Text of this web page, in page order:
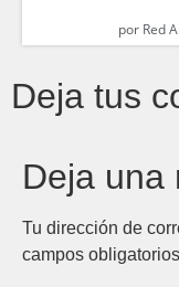
porRed
Deja tus
Deja una
Tu dirección de
campos